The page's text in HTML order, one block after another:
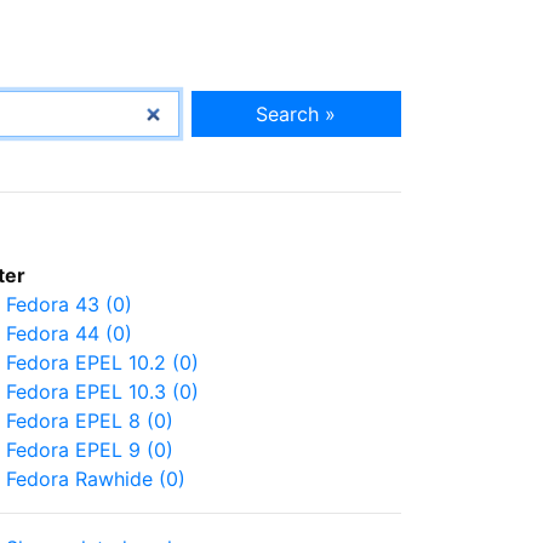
Search »
Fedora 43 (0)
Fedora 44 (0)
Fedora EPEL 10.2 (0)
Fedora EPEL 10.3 (0)
Fedora EPEL 8 (0)
Fedora EPEL 9 (0)
Fedora Rawhide (0)